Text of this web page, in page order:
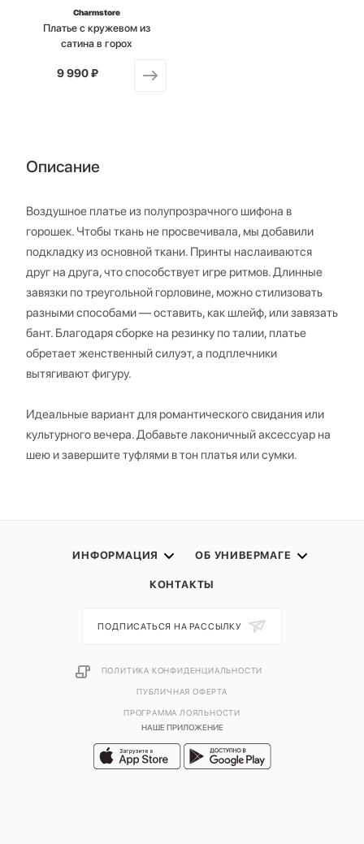
Charmstore
Платье с кружевом из
сатина в горох
от
9 990 ₽
Описание
Воздушное платье из полупрозрачного шифона в
горошек. Чтобы ткань не просвечивала, мы добавили
подкладку из основной ткани. Принты наслаиваются
друг на друга, что способствует игре ритмов. Длинные
завязки по треугольной горловине, можно стилизовать
разными способами — оставить, как шлейф, или завязать
бант. Благодаря сборке на резинку по талии, платье
обретает женственный силуэт, а подплечники
вытягивают фигуру.
Идеальные вариант для романтического свидания или
культурного вечера. Добавьте лаконичный аксессуар на
шею и завершите туфлями в тон платья или сумки.
ИНФОРМАЦИЯ ОБ УНИВЕРМАГЕ
КОНТАКТЫ
НАШЕ ПРИЛОЖЕНИЕ
ПОДПИСАТЬСЯ НА РАССЫЛКУ
ПОЛИТИКА КОНФИДЕНЦИАЛЬНОСТИ
ПУБЛИЧНАЯ ОФЕРТА
ПРОГРАММА ЛОЯЛЬНОСТИ